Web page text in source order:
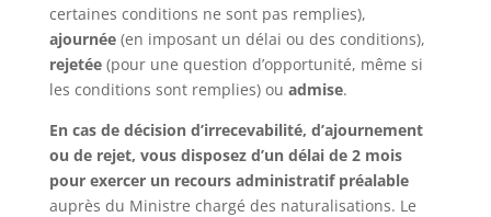
certaines conditions ne sont pas remplies),
ajournée (en imposant un délai ou des conditions),
rejetée(pour une question d’opportunité, même si
les conditions sont remplies) ou admise.
En cas de décision d’irrecevabilité, d’ajournement
ou de rejet, vous disposez d’un délai de 2 mois
pour exercer un recours administratif préalable
auprès du Ministre chargé des naturalisations. Le